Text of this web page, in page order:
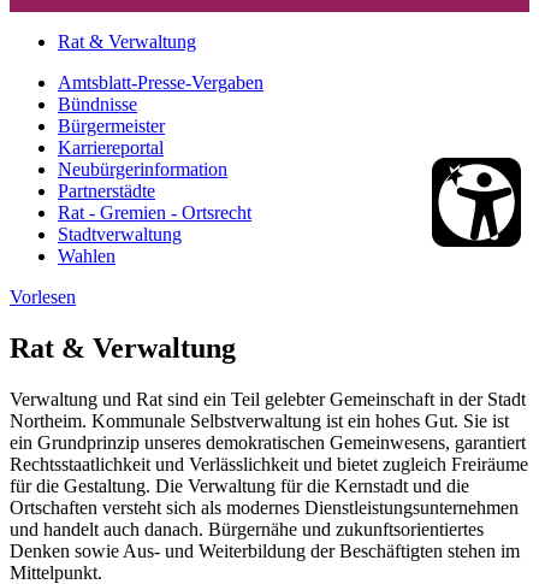
Rat & Verwaltung
Amtsblatt-Presse-Vergaben
Bündnisse
Bürgermeister
Karriereportal
Neubürgerinformation
Partnerstädte
Rat - Gremien - Ortsrecht
Stadtverwaltung
Wahlen
Vorlesen
Rat & Verwaltung
Verwaltung und Rat sind ein Teil gelebter Gemeinschaft in der Stadt
Northeim. Kommunale Selbstverwaltung ist ein hohes Gut. Sie ist
ein Grundprinzip unseres demokratischen Gemeinwesens, garantiert
Rechtsstaatlichkeit und Verlässlichkeit und bietet zugleich Freiräume
für die Gestaltung. Die Verwaltung für die Kernstadt und die
Ortschaften versteht sich als modernes Dienstleistungsunternehmen
und handelt auch danach. Bürgernähe und zukunftsorientiertes
Denken sowie Aus- und Weiterbildung der Beschäftigten stehen im
Mittelpunkt.